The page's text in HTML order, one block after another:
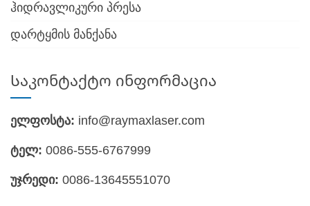
ჰიდრავლიკური პრესა
დარტყმის მანქანა
Საკონტაქტო ინფორმაცია
ელფოსტა: info@raymaxlaser.com
ტელ: 0086-555-6767999
უჯრედი: 0086-13645551070